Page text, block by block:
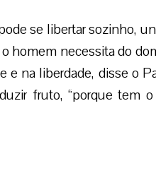
se libertar sozinho,
homem necessita do
e na liberdade, disse o
fruto, “porque tem